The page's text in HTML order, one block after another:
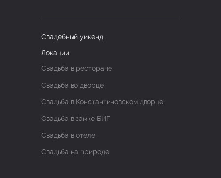
звезду этого вечера — Артура
Пирожкова с его хитами.
Без классических традиций
подвязку. Кто знает, может на
этой свадьбе кто-то тоже
найдёт координаты своей
Свадебный уикенд
Локации
Свадьба в ресторане
Свадьба во дворце
Свадьба в Константиновском дворце
Свадьба в замке БИП
Свадьба в отеле
Свадьба на природе